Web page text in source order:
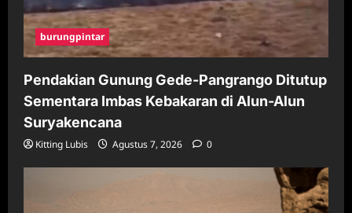
burungpintar
Pendakian Gunung Gede-Pangrango Ditutup
Sementara Imbas Kebakaran di Alun-Alun
Suryakencana
Kitting Lubis Agustus 7, 2026 0